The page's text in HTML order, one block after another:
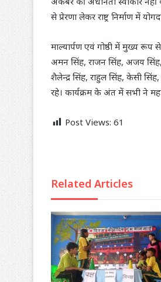
से प्रेरणा लेकर राष्ट्र निर्माण में
माल्यार्पण एवं गोष्ठी में मुख्य रूप
अमन सिंह, राजन सिंह, अजय
शैलेन्द्र सिंह, राहुल सिंह, केसी
रहे। कार्यक्रम के अंत में सभी ने
Post Views: 61
Related Articles